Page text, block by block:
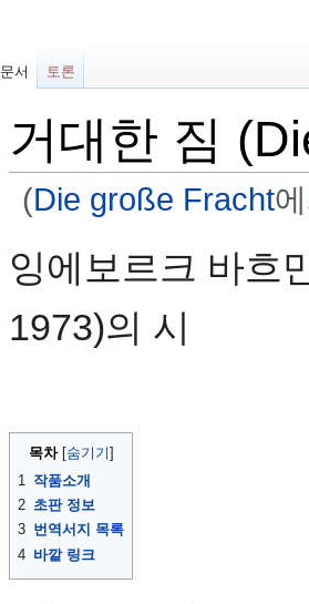
거대한 짐
(Die große Fracht
러
기
로
색
러
가
잉에보르크 바흐
1973)의 시
목차
1
작품소개
2 초판 정보
3 번역서지 목록
4 바깥 링크
문서 토론